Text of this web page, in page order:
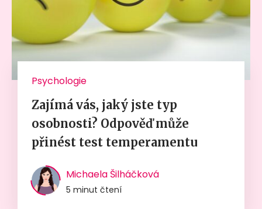
Psychologie
Zajímá vás, jaký jste typ
osobnosti? Odpověď může
přinést test temperamentu
Michaela Šilháčková
5 minut čtení